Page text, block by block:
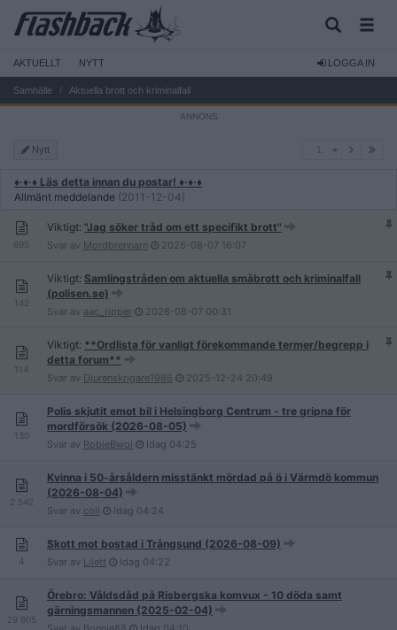
AKTUELLT NYTT LOGGA IN
Samhälle Aktuella brott och kriminalfall
Nytt
♦·♦·♦ Läs detta innan du postar! ♦·♦·♦
Allmänt meddelande (2011-12-04)
895
Viktigt: "Jag söker tråd om ett specifikt brott"
Svar av Mordbrennarn 2026-08-07 16:07
142
Viktigt: Samlingstråden om aktuella småbrott och kriminalfall
(polisen.se)
Svar av aac_ripper 2026-08-07 00:31
114
Viktigt: **Ordlista för vanligt förekommande termer/begrepp i
detta forum**
Svar av Djurenskrigare1986 2025-12-24 20:49
130
Polis skjutit emot bil i Helsingborg Centrum - tre gripna för
mordförsök (2026-08-05)
Svar av RobieBwoi Idag 04:25
2 542
Kvinna i 50-årsåldern misstänkt mördad på ö i Värmdö kommun
(2026-08-04)
Svar av coli Idag 04:24
4
Skott mot bostad i Trångsund (2026-08-09)
Svar av Lilett Idag 04:22
29 905
Örebro: Våldsdåd på Risbergska komvux - 10 döda samt
gärningsmannen (2025-02-04)